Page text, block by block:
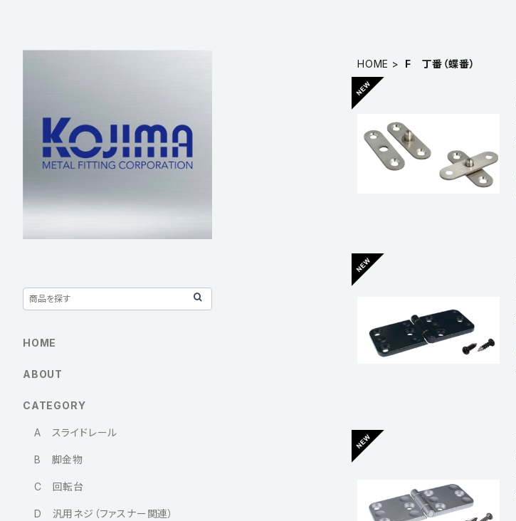
HOME F 丁番（蝶番）
HOME
ABOUT
CATEGORY
A スライドレール
B 脚金物
C 回転台
D 汎用ネジ（ファスナー関連）